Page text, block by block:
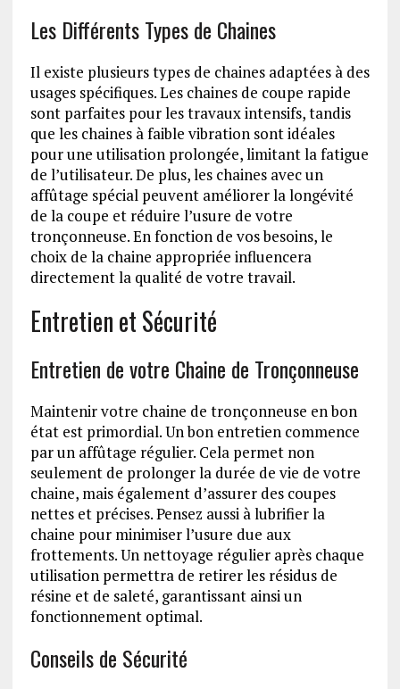
Les Différents Types de Chaines
Il existe plusieurs types de chaines adaptées à des
usages spécifiques. Les chaines de coupe rapide
sont parfaites pour les travaux intensifs, tandis
que les chaines à faible vibration sont idéales
pour une utilisation prolongée, limitant la fatigue
de l’utilisateur. De plus, les chaines avec un
affûtage spécial peuvent améliorer la longévité
de la coupe et réduire l’usure de votre
tronçonneuse. En fonction de vos besoins, le
choix de la chaine appropriée influencera
directement la qualité de votre travail.
Entretien et Sécurité
Entretien de votre Chaine de Tronçonneuse
Maintenir votre chaine de tronçonneuse en bon
état est primordial. Un bon entretien commence
par un affûtage régulier. Cela permet non
seulement de prolonger la durée de vie de votre
chaine, mais également d’assurer des coupes
nettes et précises. Pensez aussi à lubrifier la
chaine pour minimiser l’usure due aux
frottements. Un nettoyage régulier après chaque
utilisation permettra de retirer les résidus de
résine et de saleté, garantissant ainsi un
fonctionnement optimal.
Conseils de Sécurité